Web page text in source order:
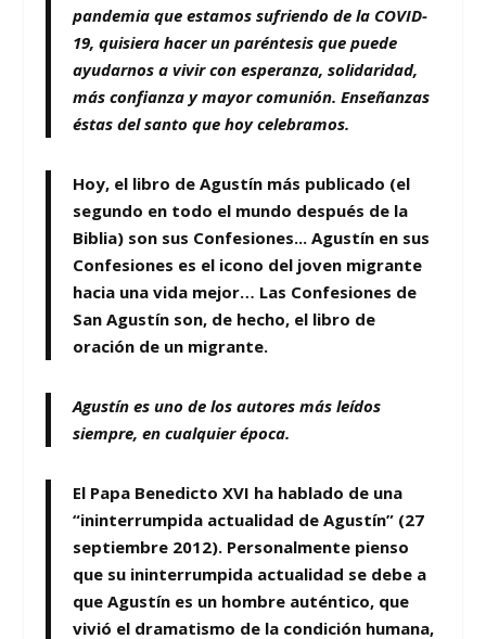
pandemia que estamos sufriendo de la COVID-
19, quisiera hacer un paréntesis que puede
ayudarnos avivir con esperanza, solidaridad,
más confianza y mayor comunión. Enseñanzas
éstas del santo que hoy celebramos.
Hoy, el libro de Agustín más publicado (el
segundo en todo el mundo después de la
Biblia) son sus Confesiones...Agustín en sus
Confesiones es el icono del joven migrante
hacia una vida mejor… Las Confesiones de
San Agustín son, de hecho, el libro de
oración de un migrante.
Agustín es uno de los autores más leídos
siempre, en cualquier época.
El Papa Benedicto XVI ha hablado de una
“ininterrumpida actualidad de Agustín” (27
septiembre 2012). Personalmente pienso
que su ininterrumpida actualidad se debe a
queAgustín es un hombre auténtico, que
vivió el dramatismo de la condición humana,